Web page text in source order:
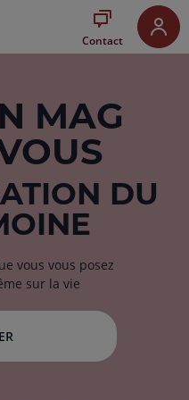
Contact
MAG
DU
vous vous posez
sur la vie